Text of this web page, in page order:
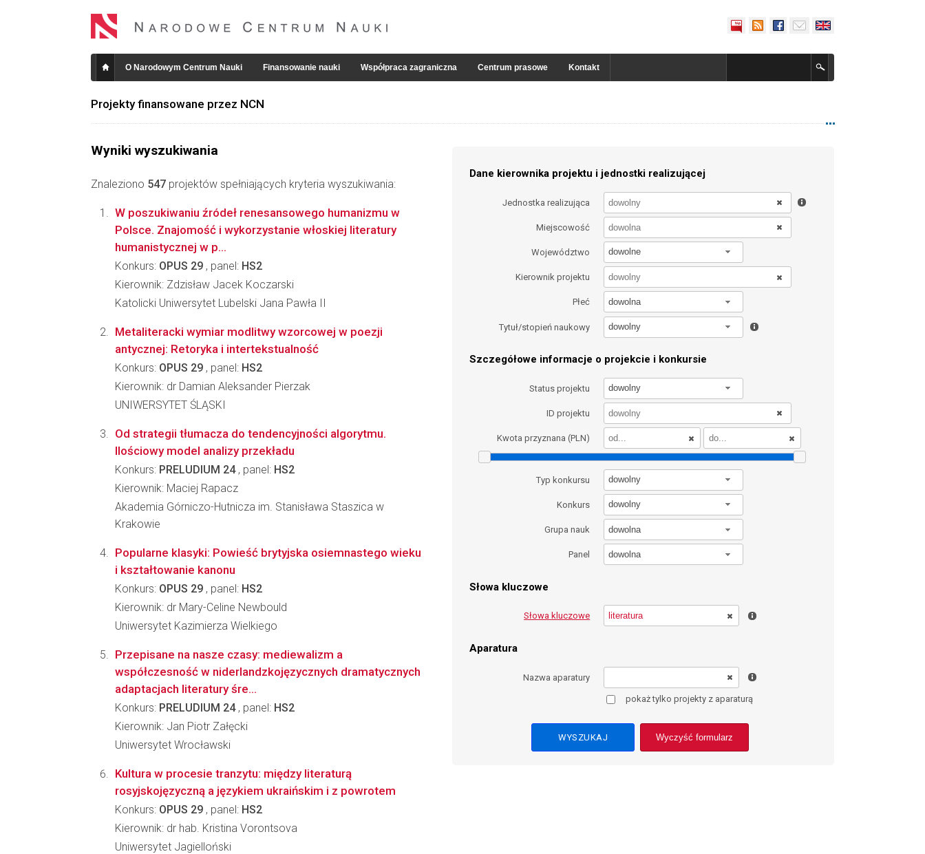
O Narodowym Centrum Nauki Finansowanie nauki Współpraca zagraniczna Centrum prasowe Kontakt
Projekty finansowane przez NCN
Wyniki wyszukiwania
Znaleziono 547 projektów spełniających kryteria wyszukiwania:
Dane kierownika projektu i jednostki realizującej
Jednostka realizująca
Miejscowość
Województwo dowolne
Kierownik projektu
Płeć dowolna
Tytuł/stopień naukowy dowolny
Szczegółowe informacje o projekcie i konkursie
Status projektu dowolny
ID projektu
Kwota przyznana (PLN)
Typ konkursu dowolny
Konkurs dowolny
Grupa nauk dowolna
Panel dowolna
Słowa kluczowe
Słowa kluczowe
Aparatura
Nazwa aparatury
pokaż tylko projekty z aparaturą
Wyczyść formularz
W poszukiwaniu źródeł renesansowego humanizmu w
Polsce. Znajomość i wykorzystanie włoskiej literatury
humanistycznej w p...
Konkurs: OPUS 29 , panel: HS2
Kierownik: Zdzisław Jacek Koczarski
Katolicki Uniwersytet Lubelski Jana Pawła II
Metaliteracki wymiar modlitwy wzorcowej w poezji
antycznej: Retoryka i intertekstualność
Konkurs: OPUS 29 , panel: HS2
Kierownik: dr Damian Aleksander Pierzak
UNIWERSYTET ŚLĄSKI
Od strategii tłumacza do tendencyjności algorytmu.
Ilościowy model analizy przekładu
Konkurs: PRELUDIUM 24, panel: HS2
Kierownik: Maciej Rapacz
Akademia Górniczo-Hutnicza im. Stanisława Staszica w
Krakowie
Popularne klasyki: Powieść brytyjska osiemnastego wieku
i kształtowanie kanonu
Konkurs: OPUS 29 , panel: HS2
Kierownik: dr Mary-Celine Newbould
Uniwersytet Kazimierza Wielkiego
Przepisane na nasze czasy: mediewalizm a
współczesność w niderlandzkojęzycznych dramatycznych
adaptacjach literatury śre...
Konkurs: PRELUDIUM 24, panel: HS2
Kierownik: Jan Piotr Załęcki
Uniwersytet Wrocławski
Kultura w procesie tranzytu: między literaturą
rosyjskojęzyczną a językiem ukraińskim i z powrotem
Konkurs: OPUS 29 , panel: HS2
Kierownik: dr hab. Kristina Vorontsova
Uniwersytet Jagielloński